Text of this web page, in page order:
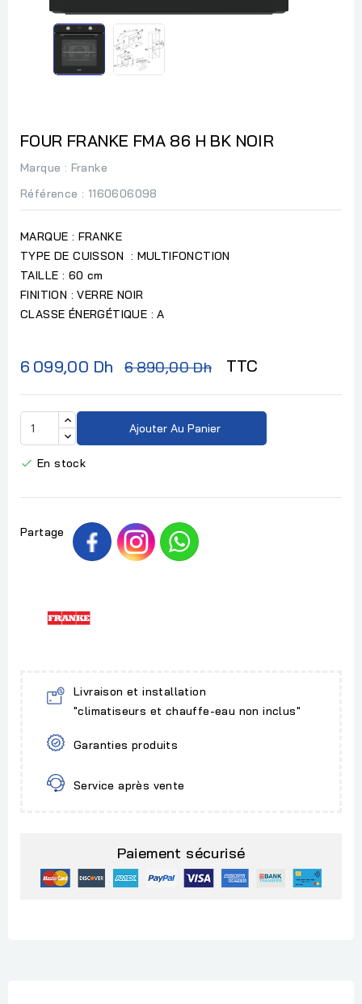
FOUR FRANKE FMA 86 H BK NOIR
Marque : Franke
Référence : 1160606098
MARQUE : FRANKE
TYPE DE CUISSON : MULTIFONCTION
TAILLE : 60 cm
FINITION : VERRE NOIR
CLASSE ÉNERGÉTIQUE : A
6 099,00 Dh 6 890,00 Dh TTC
Ajouter Au Panier
 En stock
Partage
Livraison et installation
"climatiseurs et chauffe-eau non inclus"
Garanties produits
Service après vente
Paiement sécurisé